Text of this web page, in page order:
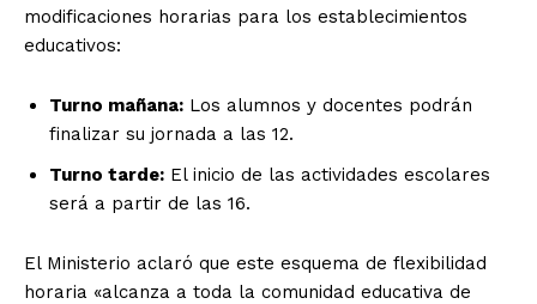
modificaciones horarias para los establecimientos
educativos:
Turno mañana: Los alumnos y docentes podrán
finalizar su jornada a las 12.
Turno tarde: El inicio de las actividades escolares
será a partir de las 16.
El Ministerio aclaró que este esquema de flexibilidad
horaria «alcanza a toda la comunidad educativa de